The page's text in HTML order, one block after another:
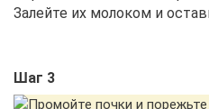
Залейте их молоком и
Шаг 3